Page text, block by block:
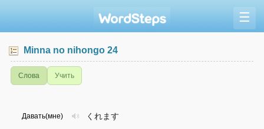
☰
Minna no nihongo 24
Слова Учить
くれます
Давать(мне)